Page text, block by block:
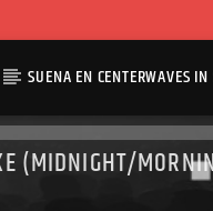
SUENA EN CENTERWAVES IN
(MIDNIGHT/